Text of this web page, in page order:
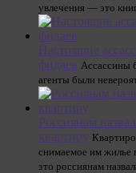
увлечения — это
Настоящие
фидаев Ассассины
агенты были
Россиянам
квартиру
снимаемое им жилье
это россиянам